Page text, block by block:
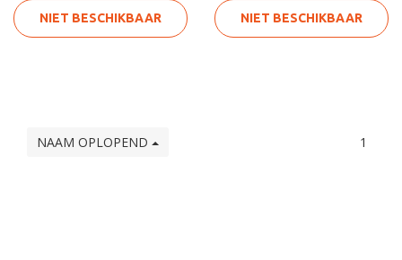
NIET BESCHIKBAAR NIET BESCHIKBAAR
NAAM OPLOPEND 1